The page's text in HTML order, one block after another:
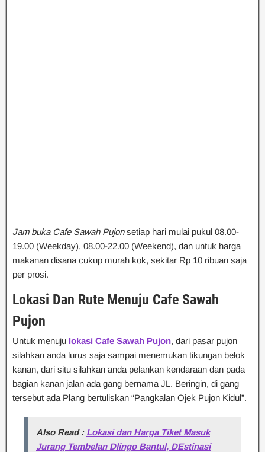
Jam buka Cafe Sawah Pujonsetiap hari mulai pukul 08.00-
19.00 (Weekday), 08.00-22.00 (Weekend), dan untuk harga
makanan disana cukup murah kok, sekitar Rp 10 ribuan saja
per prosi.
Lokasi Dan Rute Menuju Cafe Sawah
Pujon
Untuk menuju lokasi Cafe Sawah Pujon, dari pasar pujon
silahkan anda lurus saja sampai menemukan tikungan belok
kanan, dari situ silahkan anda pelankan kendaraan dan pada
bagian kanan jalan ada gang bernama JL. Beringin, di gang
tersebut ada Plang bertuliskan “Pangkalan Ojek Pujon Kidul”.
Also Read : Lokasi dan Harga Tiket Masuk
Jurang Tembelan Dlingo Bantul, DEstinasi